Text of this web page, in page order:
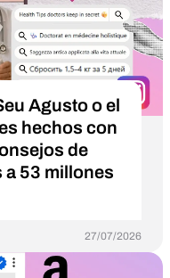
Agusto o el
hechos con
de
a 53 millones
27/07/2026